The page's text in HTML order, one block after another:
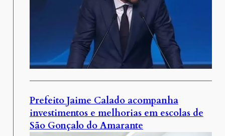
Prefeito Jaime Calado acompanha
investimentos e melhorias em escolas de
São Gonçalo do Amarante